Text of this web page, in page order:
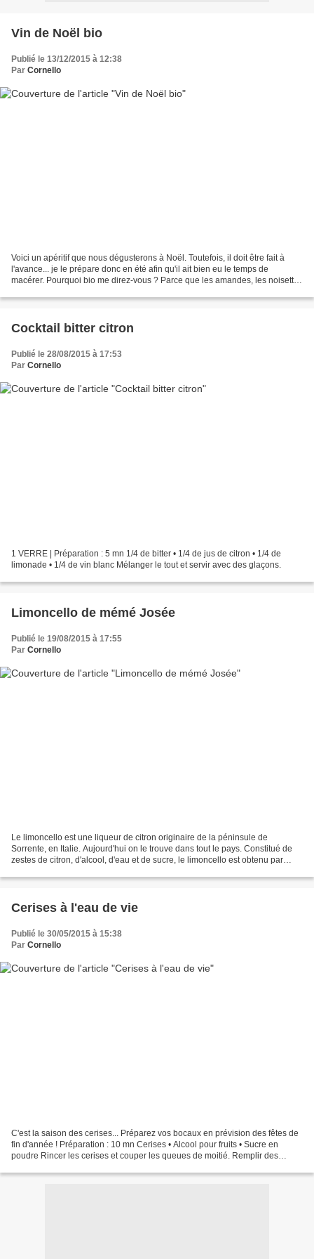
Vin de Noël bio
Publié le 13/12/2015 à 12:38
Par Cornello
Voici un apéritif que nous dégusterons à Noël. Toutefois, il doit être fait à
l'avance... je le prépare donc en été afin qu'il ait bien eu le temps de
macérer. Pourquoi bio me direz-vous ? Parce que les amandes, les noisettes
Cocktail bitter citron
Publié le 28/08/2015 à 17:53
Par Cornello
1 VERRE | Préparation : 5 mn 1/4 de bitter • 1/4 de jus de citron • 1/4 de
limonade • 1/4 de vin blanc Mélanger le tout et servir avec des glaçons.
Limoncello de mémé Josée
Publié le 19/08/2015 à 17:55
Par Cornello
Le limoncello est une liqueur de citron originaire de la péninsule de
Sorrente, en Italie. Aujourd'hui on le trouve dans tout le pays. Constitué de
zestes de citron, d'alcool, d'eau et de sucre, le limoncello est obtenu par
Cerises à l'eau de vie
Publié le 30/05/2015 à 15:38
Par Cornello
C'est la saison des cerises... Préparez vos bocaux en prévision des fêtes de
fin d'année ! Préparation : 10 mn Cerises • Alcool pour fruits • Sucre en
poudre Rincer les cerises et couper les queues de moitié. Remplir des